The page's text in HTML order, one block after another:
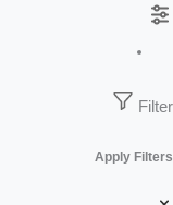
Filter
Apply Filters